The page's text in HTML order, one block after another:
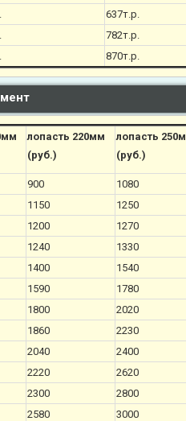
637т.р.
782т.р.
870т.р.
лопасть 220мм
(руб.)
лопасть
(руб.)
900
1080
1150
1250
1200
1270
1240
1330
1400
1540
1590
1780
1800
2020
1860
2230
2040
2400
2220
2620
2300
2800
2580
3000